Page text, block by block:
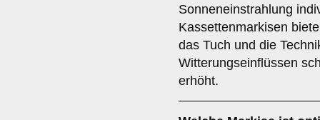
Sonneneinstrahlung
Kassettenmarkisen
das Tuch und die
Witterungseinflüssen
erhöht.